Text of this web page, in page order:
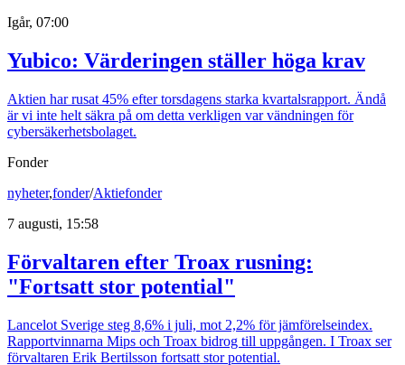
Igår, 07:00
Yubico: Värderingen ställer höga krav
Aktien har rusat 45% efter torsdagens starka kvartalsrapport. Ändå
är vi inte helt säkra på om detta verkligen var vändningen för
cybersäkerhetsbolaget.
Fonder
nyheter,fonder/Aktiefonder
7 augusti, 15:58
Förvaltaren efter Troax rusning:
"Fortsatt stor potential"
Lancelot Sverige steg 8,6% i juli, mot 2,2% för jämförelseindex.
Rapportvinnarna Mips och Troax bidrog till uppgången. I Troax ser
förvaltaren Erik Bertilsson fortsatt stor potential.